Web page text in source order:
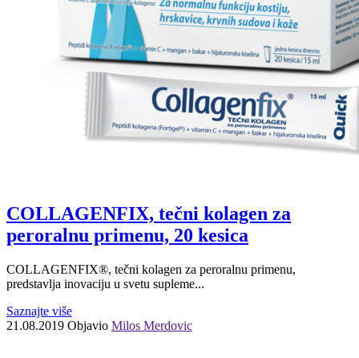
COLLAGENFIX, tečni kolagen za
peroralnu primenu, 20 kesica
COLLAGENFIX®, tečni kolagen za peroralnu primenu,
predstavlja inovaciju u svetu supleme...
Saznajte više
21.08.2019 Objavio Milos Merdovic